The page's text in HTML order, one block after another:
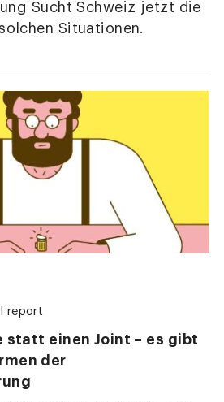
Sucht Schweiz jetzt die
Situationen.
report
statt einen Joint – es gibt
der